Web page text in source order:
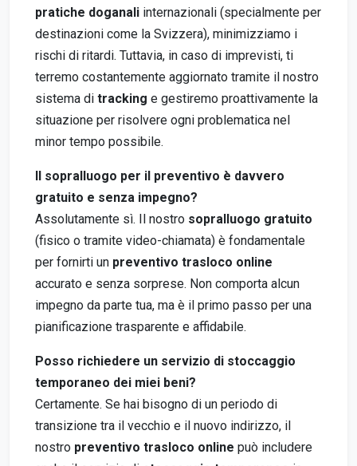
pratiche doganali internazionali (specialmente per
destinazioni come la Svizzera), minimizziamo i
rischi di ritardi. Tuttavia, in caso di imprevisti, ti
terremo costantemente aggiornato tramite il nostro
sistema di tracking e gestiremo proattivamente la
situazione per risolvere ogni problematica nel
minor tempo possibile.
Il sopralluogo per il preventivo è davvero
gratuito e senza impegno?
Assolutamente sì. Il nostro sopralluogo gratuito
(fisico o tramite video-chiamata) è fondamentale
per fornirti un preventivo trasloco online
accurato e senza sorprese. Non comporta alcun
impegno da parte tua, ma è il primo passo per una
pianificazione trasparente e affidabile.
Posso richiedere un servizio di stoccaggio
temporaneo dei miei beni?
Certamente. Se hai bisogno di un periodo di
transizione tra il vecchio e il nuovo indirizzo, il
nostro preventivo trasloco online può includere